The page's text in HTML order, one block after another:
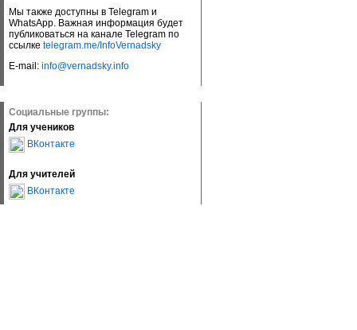
Мы также доступны в Telegram и
WhatsApp. Важная информация будет
публиковаться на канале Telegram по
ссылке telegram.me/InfoVernadsky
E-mail: info@vernadsky.info
Социальные группы:
Для учеников
ВКонтакте
Для учителей
ВКонтакте